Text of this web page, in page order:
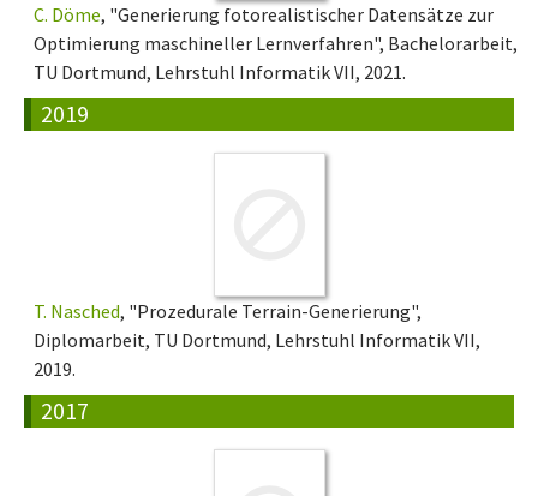
C. Döme, "Generierung fotorealistischer Datensätze zur
Optimierung maschineller Lernverfahren", Bachelorarbeit,
TU Dortmund, Lehrstuhl Informatik VII, 2021.
2019
T. Nasched, "Prozedurale Terrain-Generierung",
Diplomarbeit, TU Dortmund, Lehrstuhl Informatik VII,
2019.
2017